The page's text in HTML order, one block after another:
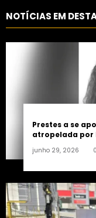
NOTÍCIAS EM
Prestes a se
atropelada por
junho 29, 2026